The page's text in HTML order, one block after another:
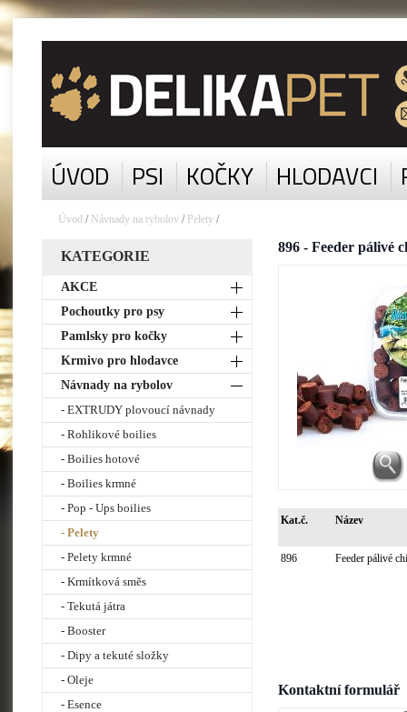
ÚVOD PSI KOČKY HLODAVCI
Úvod / Návnady na rybolov/ Pelety /
KATEGORIE
AKCE
Pochoutky pro psy
Pamlsky pro kočky
Krmivo pro hlodavce
Návnady na rybolov
- EXTRUDY plovoucí návnady
- Rohlikové boilies
- Boilies hotové
- Boilies krmné
- Pop - Ups boilies
- Pelety
- Pelety krmné
- Krmítková směs
- Tekutá játra
- Booster
- Dipy a tekuté složky
- Oleje
- Esence
896 - Feeder pálivé
Kat.č. Název
896 Feeder pálivé
Kontaktní formulář